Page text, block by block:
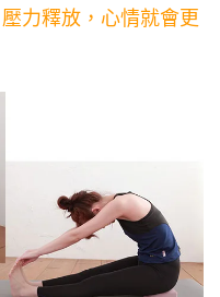
力釋放，心情就會更